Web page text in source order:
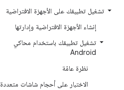
تشغيل تطبيقك على الأجهزة الافتراضية
إنشاء الأجهزة الافتراضية وإدارتها
تشغيل تطبيقك باستخدام محاكي
Android
نظرة عامّة
الاختبار على أحجام شاشات متعددة